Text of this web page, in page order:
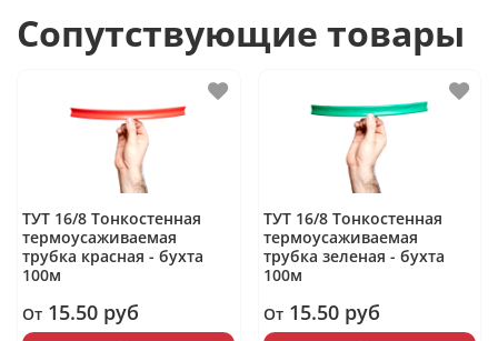
Сопутствующие товары
ТУТ 16/8 Тонкостенная
термоусаживаемая
трубка красная - бухта
100м
От 15.50 руб
ТУТ 16/8 Тонкостенная
термоусаживаемая
трубка зеленая - бухта
100м
От 15.50 руб